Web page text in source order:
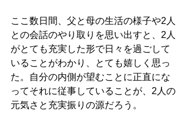
ここ数日間、父と母の生活の様子や2人
との会話のやり取りを思い出すと、2人
がとても充実した形で日々を過ごして
いることがわかり、とても嬉しく思っ
た。自分の内側が望むことに正直にな
ってそれに従事していることが、2 人の
元気さと充実振りの源だろう。